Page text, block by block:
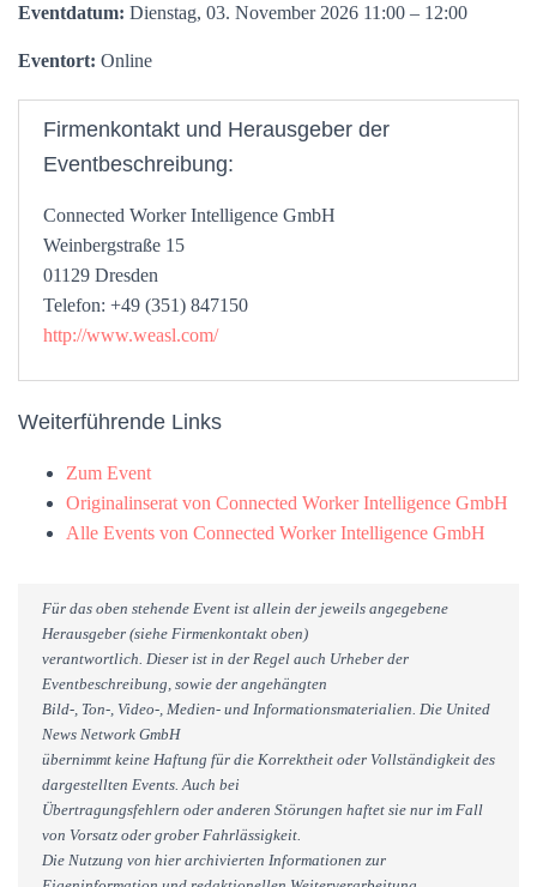
Eventdatum: Dienstag, 03. November 2026 11:00 – 12:00
Eventort: Online
Firmenkontakt und Herausgeber der
Eventbeschreibung:
Connected Worker Intelligence GmbH
Weinbergstraße 15
01129 Dresden
Telefon: +49 (351) 847150
http://www.weasl.com/
Weiterführende Links
Zum Event
Originalinserat von Connected Worker Intelligence GmbH
Alle Events von Connected Worker Intelligence GmbH
Für das oben stehende Event ist allein der jeweils angegebene
Herausgeber (siehe Firmenkontakt oben)
verantwortlich. Dieser ist in der Regel auch Urheber der
Eventbeschreibung, sowie der angehängten
Bild-, Ton-, Video-, Medien- und Informationsmaterialien. Die United
News Network GmbH
übernimmt keine Haftung für die Korrektheit oder Vollständigkeit des
dargestellten Events. Auch bei
Übertragungsfehlern oder anderen Störungen haftet sie nur im Fall
von Vorsatz oder grober Fahrlässigkeit.
Die Nutzung von hier archivierten Informationen zur